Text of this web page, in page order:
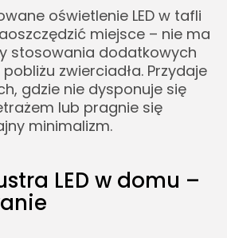
oświetlenie LED w tafli
miejsce – nie ma
stosowania dodatkowych
zwierciadła. Przydaje
gdzie nie dysponuje się
lub pragnie się
minimalizm.
LED w domu –